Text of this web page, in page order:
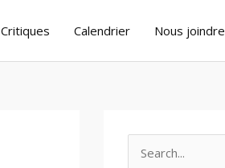
Critiques Calendrier Nous joindre